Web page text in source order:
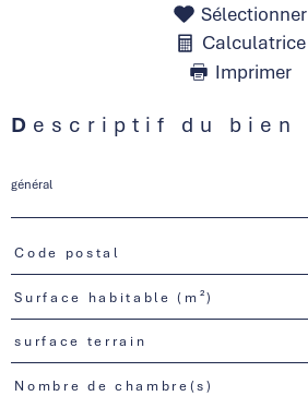
Sélectionner
Calculatrice
Imprimer
Descriptif du bien
général
TRAD_PAMPERO_Caracteristique
Code postal
Surface habitable (m²)
surface terrain
Nombre de chambre(s)